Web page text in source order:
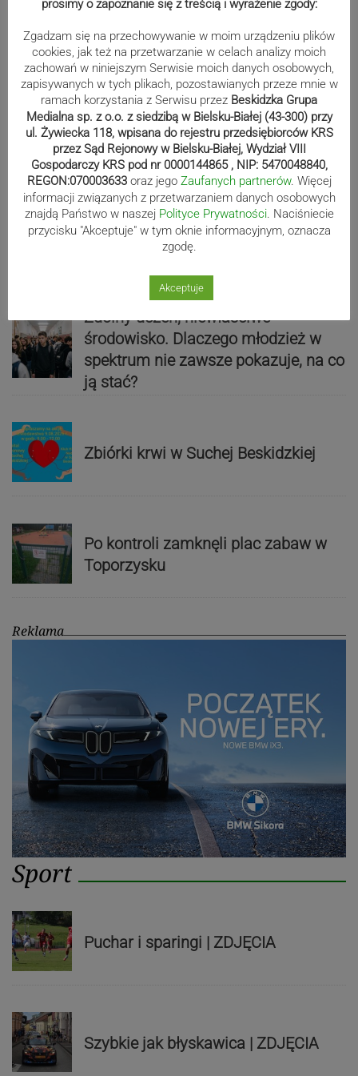
Następna
Wydarzenia
Niewidzialne klatki. Gdy nawyk staje
się więzieniem umysłu
Wodny apel. Tym razem z gminy
Zdolny uczeń, niewłaściwe
środowisko. Dlaczego młodzież w
spektrum nie zawsze pokazuje, na co
ją stać?
Zbiórki krwi w Suchej Beskidzkiej
Po kontroli zamknęli plac zabaw w
Toporzysku
Reklama
Sport
Puchar i sparingi | ZDJĘCIA
Szybkie jak błyskawica | ZDJĘCIA
prosimy o zapoznanie się z treścią i wyrażenie zgody:
Zgadzam się na przechowywanie w moim urządzeniu plików
cookies, jak też na przetwarzanie w celach analizy moich
zachowań w niniejszym Serwisie moich danych osobowych,
zapisywanych w tych plikach, pozostawianych przeze mnie w
ramach korzystania z Serwisu przez Beskidzka Grupa
Medialna sp. z o.o. z siedzibą w Bielsku-Białej (43-300) przy
ul. Żywiecka 118, wpisana do rejestru przedsiębiorców KRS
przez Sąd Rejonowy w Bielsku-Białej, Wydział VIII
Gospodarczy KRS pod nr 0000144865 , NIP: 5470048840,
REGON:070003633 oraz jego Zaufanych partnerów. Więcej
informacji związanych z przetwarzaniem danych osobowych
znajdą Państwo w naszej Polityce Prywatności. Naciśniecie
przycisku "Akceptuje" w tym oknie informacyjnym, oznacza
zgodę.
Akceptuje